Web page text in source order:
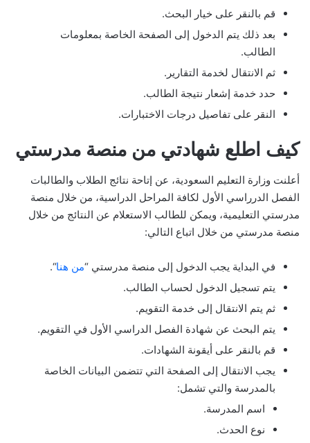
قم بالنقر على خيار البحث.
بعد ذلك يتم الدخول إلى الصفحة الخاصة بمعلومات
الطالب.
ثم الانتقال لخدمة التقارير.
حدد خدمة إشعار نتيجة الطالب.
النقر على تفاصيل درجات الاختبارات.
كيف اطلع شهادتي من منصة مدرستي
أعلنت وزارة التعليم السعودية، عن إتاحة نتائج الطلاب والطالبات
الفصل الدرراسي الأول لكافة المراحل الدراسية، من خلال منصة
مدرستي التعليمية، ويمكن للطالب الاستعلام عن النتائج من خلال
منصة مدرستي من خلال اتباع التالي:
في البداية يجب الدخول إلى منصة مدرستي “من هنا“.
يتم تسجيل الدخول لحساب الطالب.
ثم يتم الانتقال إلى خدمة التقويم.
يتم البحث عن شهادة الفصل الدراسي الأول في التقويم.
قم بالنقر على أيقونة الشهادات.
يجب الانتقال إلى الصفحة التي تتضمن البيانات الخاصة
بالمدرسة والتي تشمل:
اسم المدرسة.
نوع الحدث.